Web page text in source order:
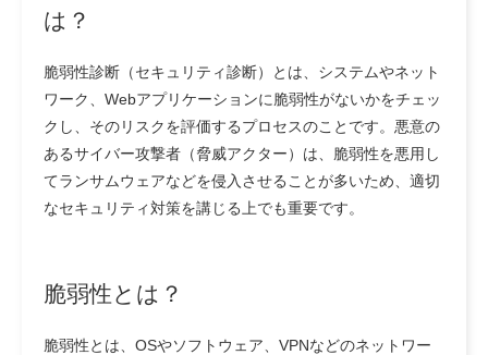
は？
脆弱性診断（セキュリティ診断）とは、システムやネット
ワーク、Webアプリケーションに脆弱性がないかをチェッ
クし、そのリスクを評価するプロセスのことです。悪意の
あるサイバー攻撃者（脅威アクター）は、脆弱性を悪用し
てランサムウェアなどを侵入させることが多いため、適切
なセキュリティ対策を講じる上でも重要です。
脆弱性とは？
脆弱性とは、OSやソフトウェア、VPNなどのネットワー